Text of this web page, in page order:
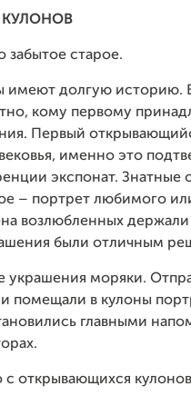
КУЛОНОВ
забытое старое.
имеют долгую историю.
кому первому
Первый
именно это
экспонат. Знатные
– портрет любимого
возлюбленных держали
были отличным
моряки.
помещали в кулоны
главными
открывающихся